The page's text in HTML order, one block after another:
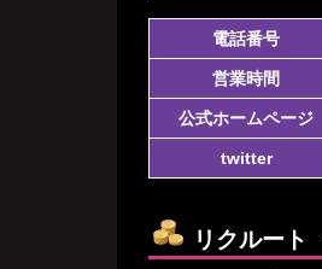
電話番号
営業時間
公式ホームページ
twitter
リクルート